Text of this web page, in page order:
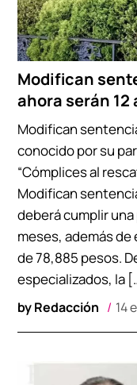
Modifican
ahora serán 12
byRedacción 14
Modifican
conocido por su
“Cómplices al
Modifican
deberá cumplir una
meses, además
de 78,885 pesos.
especializados, la